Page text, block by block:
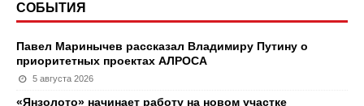
СОБЫТИЯ
Павел Маринычев рассказал Владимиру Путину о
приоритетных проектах АЛРОСА
5 августа 2026
«Янзолото» начинает работу на новом участке